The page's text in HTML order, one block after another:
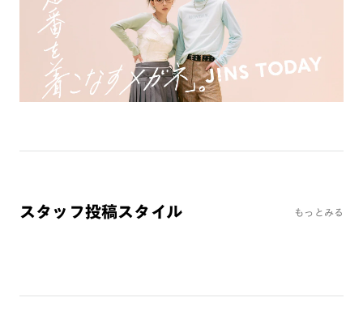
ミラーレンズ
※オンラインショップで作成可能なレンズはショッピングカート内で表示され
るレンズに限ります。それ以外の対応レンズについてはJINS実店舗でお取り扱
いしております。
※注文時に【度つき】→【レンズ交換券を発行】をお選びのうえ、店頭にてオ
プションレンズ代金をお支払いください。（※一部レンズ交換不可の商品を
ガネを作成できますか？
スタッフ投稿スタイル もっとみる